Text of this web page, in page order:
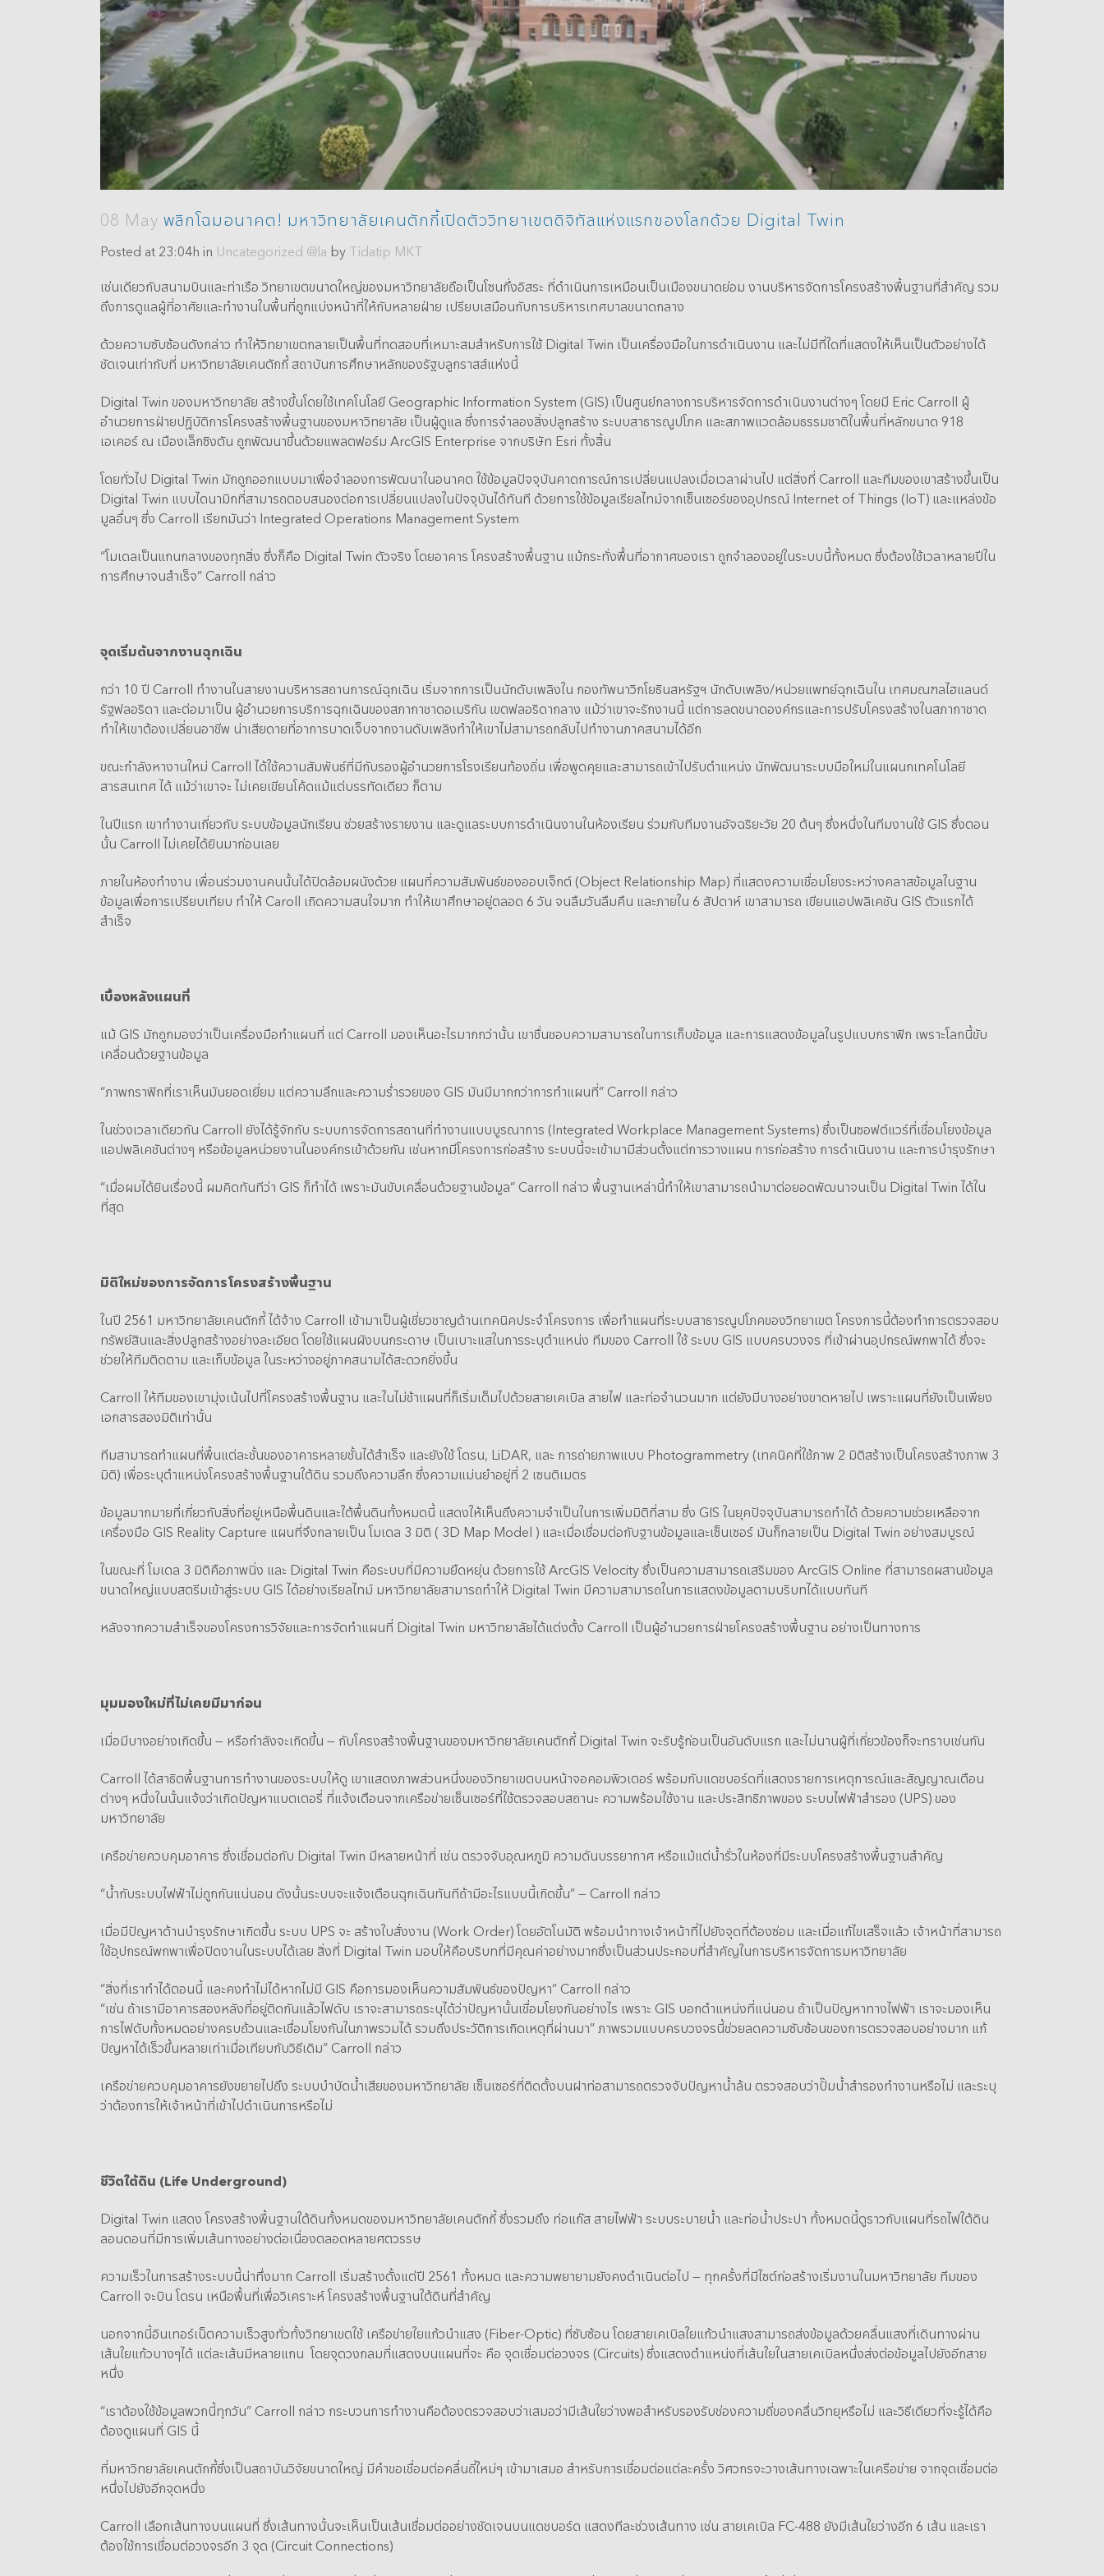
Data Management
08 May พลิกโฉมอนาคต! มหาวิทยาลัยเคนตักกี้เปิดตัววิทยาเขตดิจิทัลแห่งแรกของโลกด้วย Digital Twin
Posted at 23:04h in Uncategorized @la by Tidatip MKT
เช่นเดียวกับสนามบินและท่าเรือ วิทยาเขตขนาดใหญ่ของมหาวิทยาลัยถือเป็นโซนกึ่งอิสระ ที่ดำเนินการเหมือนเป็นเมืองขนาดย่อม งานบริหารจัดการโครงสร้างพื้นฐานที่สำคัญ รวม
ถึงการดูแลผู้ที่อาศัยและทำงานในพื้นที่ถูกแบ่งหน้าที่ให้กับหลายฝ่าย เปรียบเสมือนกับการบริหารเทศบาลขนาดกลาง
ด้วยความซับซ้อนดังกล่าว ทำให้วิทยาเขตกลายเป็นพื้นที่ทดสอบที่เหมาะสมสำหรับการใช้ Digital Twin เป็นเครื่องมือในการดำเนินงาน และไม่มีที่ใดที่แสดงให้เห็นเป็นตัวอย่างได้
ชัดเจนเท่ากับที่ มหาวิทยาลัยเคนตักกี้ สถาบันการศึกษาหลักของรัฐบลูกราสส์แห่งนี้
Digital Twin ของมหาวิทยาลัย สร้างขึ้นโดยใช้เทคโนโลยี Geographic Information System (GIS) เป็นศูนย์กลางการบริหารจัดการดำเนินงานต่างๆ โดยมี Eric Carroll ผู้
อำนวยการฝ่ายปฏิบัติการโครงสร้างพื้นฐานของมหาวิทยาลัย เป็นผู้ดูแล ซึ่งการจำลองสิ่งปลูกสร้าง ระบบสาธารณูปโภค และสภาพแวดล้อมธรรมชาติในพื้นที่หลักขนาด 918
เอเคอร์ ณ เมืองเล็กซิงตัน ถูกพัฒนาขึ้นด้วยแพลตฟอร์ม ArcGIS Enterprise จากบริษัท Esri ทั้งสิ้น
โดยทั่วไป Digital Twin มักถูกออกแบบมาเพื่อจำลองการพัฒนาในอนาคต ใช้ข้อมูลปัจจุบันคาดการณ์การเปลี่ยนแปลงเมื่อเวลาผ่านไป แต่สิ่งที่ Carroll และทีมของเขาสร้างขึ้นเป็น
Digital Twin แบบไดนามิกที่สามารถตอบสนองต่อการเปลี่ยนแปลงในปัจจุบันได้ทันที ด้วยการใช้ข้อมูลเรียลไทม์จากเซ็นเซอร์ของอุปกรณ์ Internet of Things (IoT) และแหล่งข้อ
มูลอื่นๆ ซึ่ง Carroll เรียกมันว่า Integrated Operations Management System
“โมเดลเป็นแกนกลางของทุกสิ่ง ซึ่งก็คือ Digital Twin ตัวจริง โดยอาคาร โครงสร้างพื้นฐาน แม้กระทั่งพื้นที่อากาศของเรา ถูกจำลองอยู่ในระบบนี้ทั้งหมด ซึ่งต้องใช้เวลาหลายปีใน
การศึกษาจนสำเร็จ” Carroll กล่าว
จุดเริ่มต้นจากงานฉุกเฉิน
กว่า 10 ปี Carroll ทำงานในสายงานบริหารสถานการณ์ฉุกเฉิน เริ่มจากการเป็นนักดับเพลิงใน กองทัพนาวิกโยธินสหรัฐฯ นักดับเพลิง/หน่วยแพทย์ฉุกเฉินใน เทศมณฑลไฮแลนด์
รัฐฟลอริดา และต่อมาเป็น ผู้อำนวยการบริการฉุกเฉินของสภากาชาดอเมริกัน เขตฟลอริดากลาง แม้ว่าเขาจะรักงานนี้ แต่การลดขนาดองค์กรและการปรับโครงสร้างในสภากาชาด
ทำให้เขาต้องเปลี่ยนอาชีพ น่าเสียดายที่อาการบาดเจ็บจากงานดับเพลิงทำให้เขาไม่สามารถกลับไปทำงานภาคสนามได้อีก
ขณะกำลังหางานใหม่ Carroll ได้ใช้ความสัมพันธ์ที่มีกับรองผู้อำนวยการโรงเรียนท้องถิ่น เพื่อพูดคุยและสามารถเข้าไปรับตำแหน่ง นักพัฒนาระบบมือใหม่ในแผนกเทคโนโลยี
สารสนเทศ ได้ แม้ว่าเขาจะ ไม่เคยเขียนโค้ดแม้แต่บรรทัดเดียว ก็ตาม
ในปีแรก เขาทำงานเกี่ยวกับ ระบบข้อมูลนักเรียน ช่วยสร้างรายงาน และดูแลระบบการดำเนินงานในห้องเรียน ร่วมกับทีมงานอัจฉริยะวัย 20 ต้นๆ ซึ่งหนึ่งในทีมงานใช้ GIS ซึ่งตอน
นั้น Carroll ไม่เคยได้ยินมาก่อนเลย
ภายในห้องทำงาน เพื่อนร่วมงานคนนั้นได้ปิดล้อมผนังด้วย แผนที่ความสัมพันธ์ของออบเจ็กต์ (Object Relationship Map) ที่แสดงความเชื่อมโยงระหว่างคลาสข้อมูลในฐาน
ข้อมูลเพื่อการเปรียบเทียบ ทำให้ Caroll เกิดความสนใจมาก ทำให้เขาศึกษาอยู่ตลอด 6 วัน จนลืมวันลืมคืน และภายใน 6 สัปดาห์ เขาสามารถ เขียนแอปพลิเคชัน GIS ตัวแรกได้
สำเร็จ
เบื้องหลังแผนที่
แม้ GIS มักถูกมองว่าเป็นเครื่องมือทำแผนที่ แต่ Carroll มองเห็นอะไรมากกว่านั้น เขาชื่นชอบความสามารถในการเก็บข้อมูล และการแสดงข้อมูลในรูปแบบกราฟิก เพราะโลกนี้ขับ
เคลื่อนด้วยฐานข้อมูล
“ภาพกราฟิกที่เราเห็นมันยอดเยี่ยม แต่ความลึกและความร่ำรวยของ GIS มันมีมากกว่าการทำแผนที่” Carroll กล่าว
ในช่วงเวลาเดียวกัน Carroll ยังได้รู้จักกับ ระบบการจัดการสถานที่ทำงานแบบบูรณาการ (Integrated Workplace Management Systems) ซึ่งเป็นซอฟต์แวร์ที่เชื่อมโยงข้อมูล
แอปพลิเคชันต่างๆ หรือข้อมูลหน่วยงานในองค์กรเข้าด้วยกัน เช่นหากมีโครงการก่อสร้าง ระบบนี้จะเข้ามามีส่วนตั้งแต่การวางแผน การก่อสร้าง การดำเนินงาน และการบำรุงรักษา
“เมื่อผมได้ยินเรื่องนี้ ผมคิดทันทีว่า GIS ก็ทำได้ เพราะมันขับเคลื่อนด้วยฐานข้อมูล” Carroll กล่าว พื้นฐานเหล่านี้ทำให้เขาสามารถนำมาต่อยอดพัฒนาจนเป็น Digital Twin ได้ใน
ที่สุด
มิติใหม่ของการจัดการโครงสร้างพื้นฐาน
ในปี 2561 มหาวิทยาลัยเคนตักกี้ ได้จ้าง Carroll เข้ามาเป็นผู้เชี่ยวชาญด้านเทคนิคประจำโครงการ เพื่อทำแผนที่ระบบสาธารณูปโภคของวิทยาเขต โครงการนี้ต้องทำการตรวจสอบ
ทรัพย์สินและสิ่งปลูกสร้างอย่างละเอียด โดยใช้แผนผังบนกระดาษ เป็นเบาะแสในการระบุตำแหน่ง ทีมของ Carroll ใช้ ระบบ GIS แบบครบวงจร ที่เข้าผ่านอุปกรณ์พกพาได้ ซึ่งจะ
ช่วยให้ทีมติดตาม และเก็บข้อมูล ในระหว่างอยู่ภาคสนามได้สะดวกยิ่งขึ้น
Carroll ให้ทีมของเขามุ่งเน้นไปที่โครงสร้างพื้นฐาน และในไม่ช้าแผนที่ก็เริ่มเต็มไปด้วยสายเคเบิล สายไฟ และท่อจำนวนมาก แต่ยังมีบางอย่างขาดหายไป เพราะแผนที่ยังเป็นเพียง
เอกสารสองมิติเท่านั้น
ทีมสามารถทำแผนที่พื้นแต่ละชั้นของอาคารหลายชั้นได้สำเร็จ และยังใช้ โดรน, LiDAR, และ การถ่ายภาพแบบ Photogrammetry (เทคนิคที่ใช้ภาพ 2 มิติสร้างเป็นโครงสร้างภาพ 3
มิติ) เพื่อระบุตำแหน่งโครงสร้างพื้นฐานใต้ดิน รวมถึงความลึก ซึ่งความแม่นยำอยู่ที่ 2 เซนติเมตร
ข้อมูลมากมายที่เกี่ยวกับสิ่งที่อยู่เหนือพื้นดินและใต้พื้นดินทั้งหมดนี้ แสดงให้เห็นถึงความจำเป็นในการเพิ่มมิติที่สาม ซึ่ง GIS ในยุคปัจจุบันสามารถทำได้ ด้วยความช่วยเหลือจาก
เครื่องมือ GIS Reality Capture แผนที่จึงกลายเป็น โมเดล 3 มิติ ( 3D Map Model ) และเมื่อเชื่อมต่อกับฐานข้อมูลและเซ็นเซอร์ มันก็กลายเป็น Digital Twin อย่างสมบูรณ์
ในขณะที่ โมเดล 3 มิติคือภาพนิ่ง และ Digital Twin คือระบบที่มีความยืดหยุ่น ด้วยการใช้ ArcGIS Velocity ซึ่งเป็นความสามารถเสริมของ ArcGIS Online ที่สามารถผสานข้อมูล
ขนาดใหญ่แบบสตรีมเข้าสู่ระบบ GIS ได้อย่างเรียลไทม์ มหาวิทยาลัยสามารถทำให้ Digital Twin มีความสามารถในการแสดงข้อมูลตามบริบทได้แบบทันที
หลังจากความสำเร็จของโครงการวิจัยและการจัดทำแผนที่ Digital Twin มหาวิทยาลัยได้แต่งตั้ง Carroll เป็นผู้อำนวยการฝ่ายโครงสร้างพื้นฐาน อย่างเป็นทางการ
มุมมองใหม่ที่ไม่เคยมีมาก่อน
เมื่อมีบางอย่างเกิดขึ้น — หรือกำลังจะเกิดขึ้น — กับโครงสร้างพื้นฐานของมหาวิทยาลัยเคนตักกี้ Digital Twin จะรับรู้ก่อนเป็นอันดับแรก และไม่นานผู้ที่เกี่ยวข้องก็จะทราบเช่นกัน
Carroll ได้สาธิตพื้นฐานการทำงานของระบบให้ดู เขาแสดงภาพส่วนหนึ่งของวิทยาเขตบนหน้าจอคอมพิวเตอร์ พร้อมกับแดชบอร์ดที่แสดงรายการเหตุการณ์และสัญญาณเตือน
ต่างๆ หนึ่งในนั้นแจ้งว่าเกิดปัญหาแบตเตอรี่ ที่แจ้งเตือนจากเครือข่ายเซ็นเซอร์ที่ใช้ตรวจสอบสถานะ ความพร้อมใช้งาน และประสิทธิภาพของ ระบบไฟฟ้าสำรอง (UPS) ของ
มหาวิทยาลัย
เครือข่ายควบคุมอาคาร ซึ่งเชื่อมต่อกับ Digital Twin มีหลายหน้าที่ เช่น ตรวจจับอุณหภูมิ ความดันบรรยากาศ หรือแม้แต่น้ำรั่วในห้องที่มีระบบโครงสร้างพื้นฐานสำคัญ
“น้ำกับระบบไฟฟ้าไม่ถูกกันแน่นอน ดังนั้นระบบจะแจ้งเตือนฉุกเฉินทันทีถ้ามีอะไรแบบนี้เกิดขึ้น” — Carroll กล่าว
เมื่อมีปัญหาด้านบำรุงรักษาเกิดขึ้น ระบบ UPS จะ สร้างใบสั่งงาน (Work Order) โดยอัตโนมัติ พร้อมนำทางเจ้าหน้าที่ไปยังจุดที่ต้องซ่อม และเมื่อแก้ไขเสร็จแล้ว เจ้าหน้าที่สามารถ
ใช้อุปกรณ์พกพาเพื่อปิดงานในระบบได้เลย สิ่งที่ Digital Twin มอบให้คือบริบทที่มีคุณค่าอย่างมากซึ่งเป็นส่วนประกอบที่สำคัญในการบริหารจัดการมหาวิทยาลัย
“สิ่งที่เราทำได้ตอนนี้ และคงทำไม่ได้หากไม่มี GIS คือการมองเห็นความสัมพันธ์ของปัญหา” Carroll กล่าว
“เช่น ถ้าเรามีอาคารสองหลังที่อยู่ติดกันแล้วไฟดับ เราจะสามารถระบุได้ว่าปัญหานั้นเชื่อมโยงกันอย่างไร เพราะ GIS บอกตำแหน่งที่แน่นอน ถ้าเป็นปัญหาทางไฟฟ้า เราจะมองเห็น
การไฟดับทั้งหมดอย่างครบถ้วนและเชื่อมโยงกันในภาพรวมได้ รวมถึงประวัติการเกิดเหตุที่ผ่านมา” ภาพรวมแบบครบวงจรนี้ช่วยลดความซับซ้อนของการตรวจสอบอย่างมาก แก้
ปัญหาได้เร็วขึ้นหลายเท่าเมื่อเทียบกับวิธีเดิม” Carroll กล่าว
เครือข่ายควบคุมอาคารยังขยายไปถึง ระบบบำบัดน้ำเสียของมหาวิทยาลัย เซ็นเซอร์ที่ติดตั้งบนฝาท่อสามารถตรวจจับปัญหาน้ำล้น ตรวจสอบว่าปั๊มน้ำสำรองทำงานหรือไม่ และระบุ
ว่าต้องการให้เจ้าหน้าที่เข้าไปดำเนินการหรือไม่
ชีวิตใต้ดิน (Life Underground)
Digital Twin แสดง โครงสร้างพื้นฐานใต้ดินทั้งหมดของมหาวิทยาลัยเคนตักกี้ ซึ่งรวมถึง ท่อแก๊ส สายไฟฟ้า ระบบระบายน้ำ และท่อน้ำประปา ทั้งหมดนี้ดูราวกับแผนที่รถไฟใต้ดิน
ลอนดอนที่มีการเพิ่มเส้นทางอย่างต่อเนื่องตลอดหลายศตวรรษ
ความเร็วในการสร้างระบบนี้น่าทึ่งมาก Carroll เริ่มสร้างตั้งแต่ปี 2561 ทั้งหมด และความพยายามยังคงดำเนินต่อไป — ทุกครั้งที่มีไซต์ก่อสร้างเริ่มงานในมหาวิทยาลัย ทีมของ
Carroll จะบิน โดรน เหนือพื้นที่เพื่อวิเคราะห์ โครงสร้างพื้นฐานใต้ดินที่สำคัญ
นอกจากนี้อินเทอร์เน็ตความเร็วสูงทั่วทั้งวิทยาเขตใช้ เครือข่ายใยแก้วนำแสง (Fiber-Optic) ที่ซับซ้อน โดยสายเคเบิลใยแก้วนำแสงสามารถส่งข้อมูลด้วยคลื่นแสงที่เดินทางผ่าน
เส้นใยแก้วบางๆได้ แต่ละเส้นมีหลายแกน โดยจุดวงกลมที่แสดงบนแผนที่จะ คือ จุดเชื่อมต่อวงจร (Circuits) ซึ่งแสดงตำแหน่งที่เส้นใยในสายเคเบิลหนึ่งส่งต่อข้อมูลไปยังอีกสาย
หนึ่ง
“เราต้องใช้ข้อมูลพวกนี้ทุกวัน” Carroll กล่าว กระบวนการทำงานคือต้องตรวจสอบว่าเสมอว่ามีเส้นใยว่างพอสำหรับรองรับช่องความถี่ของคลื่นวิทยุหรือไม่ และวิธีเดียวที่จะรู้ได้คือ
ต้องดูแผนที่ GIS นี้
ที่มหาวิทยาลัยเคนตักกี้ซึ่งเป็นสถาบันวิจัยขนาดใหญ่ มีคำขอเชื่อมต่อคลื่นถี่ใหม่ๆ เข้ามาเสมอ สำหรับการเชื่อมต่อแต่ละครั้ง วิศวกรจะวางเส้นทางเฉพาะในเครือข่าย จากจุดเชื่อมต่อ
หนึ่งไปยังอีกจุดหนึ่ง
Carroll เลือกเส้นทางบนแผนที่ ซึ่งเส้นทางนั้นจะเห็นเป็นเส้นเชื่อมต่ออย่างชัดเจนบนแดชบอร์ด แสดงทีละช่วงเส้นทาง เช่น สายเคเบิล FC-488 ยังมีเส้นใยว่างอีก 6 เส้น และเรา
ต้องใช้การเชื่อมต่อวงจรอีก 3 จุด (Circuit Connections)